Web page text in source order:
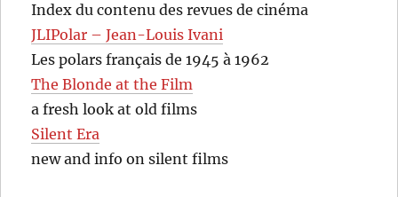
Index du contenu des revues de cinéma
JLIPolar – Jean-Louis Ivani
Les polars français de 1945 à 1962
The Blonde at the Film
a fresh look at old films
Silent Era
new and info on silent films